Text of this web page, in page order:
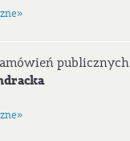
publicznych